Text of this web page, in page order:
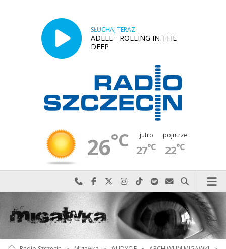
SŁUCHAJ TERAZ
ADELE - ROLLING IN THE
DEEP
26°C jutro
27°C
pojutrze
22°C
Najlepiej po prostu do nas zadzwoń
Odwiedź nas na Facebook-u
Odwiedź nas na X
Odwiedź nas na Instagram-ie
Odwiedź nas na TikTok-u
Szukaj nas na Spotify
Wyślij do nas
Szukaj